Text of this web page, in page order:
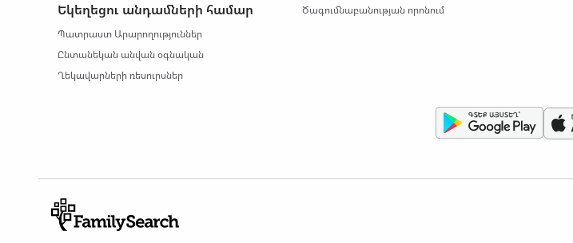
Եկեղեցու անդամների համար
Պատրաստ Արարողություններ
Ընտանեկան անվան օգնական
Ղեկավարների ռեսուրսներ
Ծագումնաբանության որոնում